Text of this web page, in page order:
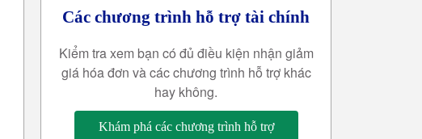
Các chương trình hỗ trợ tài chính
Kiểm tra xem bạn có đủ điều kiện nhận giảm
giá hóa đơn và các chương trình hỗ trợ khác
hay không.
Khám phá các chương trình hỗ trợ